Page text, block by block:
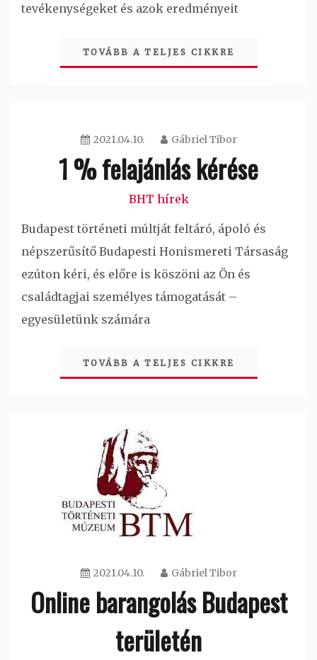
tevékenységeket és azok eredményeit
TOVÁBB A TELJES CIKKRE
2021.04.10. Gábriel Tibor
1 % felajánlás kérése
BHT hírek
Budapest történeti múltját feltáró, ápoló és
népszerűsítő Budapesti Honismereti Társaság
ezúton kéri, és előre is köszöni az Ön és
családtagjai személyes támogatását –
egyesületünk számára
TOVÁBB A TELJES CIKKRE
2021.04.10. Gábriel Tibor
Online barangolás Budapest
területén